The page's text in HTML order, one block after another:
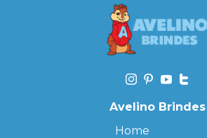
Avelino Brindes
Home